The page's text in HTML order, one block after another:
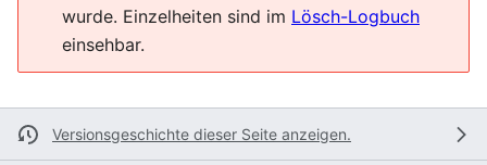
wurde. Einzelheiten sind im Lösch-Logbuch
einsehbar.
Versionsgeschichte dieser Seite anzeigen.